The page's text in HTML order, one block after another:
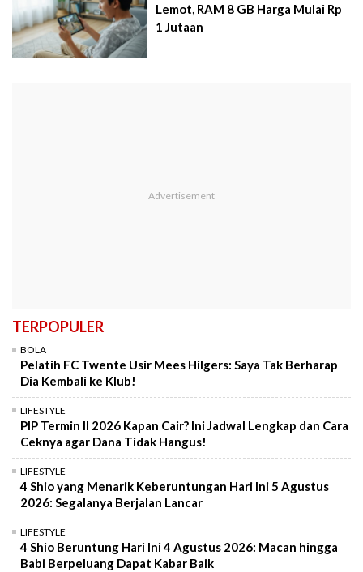
Lemot, RAM 8 GB Harga Mulai Rp
1 Jutaan
TERPOPULER
BOLA
Pelatih FC Twente Usir Mees Hilgers: Saya Tak Berharap
Dia Kembali ke Klub!
LIFESTYLE
PIP Termin II 2026 Kapan Cair? Ini Jadwal Lengkap dan Cara
Ceknya agar Dana Tidak Hangus!
LIFESTYLE
4 Shio yang Menarik Keberuntungan Hari Ini 5 Agustus
2026: Segalanya Berjalan Lancar
LIFESTYLE
4 Shio Beruntung Hari Ini 4 Agustus 2026: Macan hingga
Babi Berpeluang Dapat Kabar Baik